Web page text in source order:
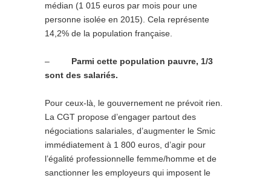
médian (1 015 euros par mois pour une
personne isolée en 2015). Cela représente
14,2% de la population française.
– Parmi cette population pauvre, 1/3
sont des salariés.
Pour ceux-là, le gouvernement ne prévoit rien.
La CGT propose d’engager partout des
négociations salariales, d’augmenter le Smic
immédiatement à 1 800 euros, d’agir pour
l’égalité professionnelle femme/homme et de
sanctionner les employeurs qui imposent le